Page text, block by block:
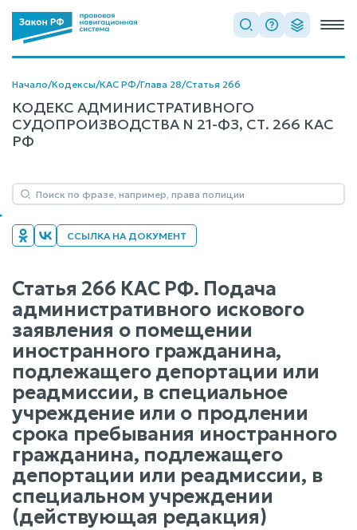
Начало/Кодексы/КАС РФ/Глава 28/Статья 266
КОДЕКС АДМИНИСТРАТИВНОГО
СУДОПРОИЗВОДСТВА N 21-ФЗ, СТ. 266 КАС
РФ
ССЫЛКА НА ДОКУМЕНТ
Статья 266 КАС РФ. Подача
административного искового
заявления о помещении
иностранного гражданина,
подлежащего депортации или
реадмиссии, в специальное
учреждение или о продлении
срока пребывания иностранного
гражданина, подлежащего
депортации или реадмиссии, в
специальном учреждении
(действующая редакция)